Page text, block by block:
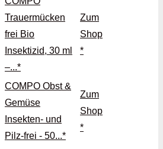
Trauermücken
frei Bio
Insektizid, 30 ml
–...*
Zum
Shop
*
COMPO Obst &
Gemüse
Insekten- und
Pilz-frei - 50...*
Zum
Shop
*